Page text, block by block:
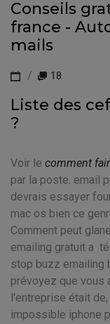
Conseils
france -
mails
18
Liste des
?
Voir le comment
par la poste. email
devrais essayer
mac os bien ce
Comment peut
emailing gratuit a
stop buzz emailing
prévoyez que vous
l'entreprise était
impossible iphone